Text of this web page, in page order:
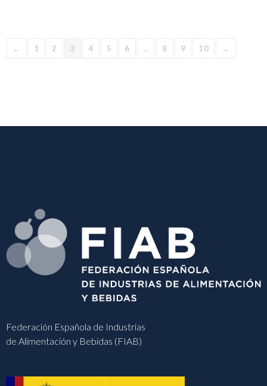
← 1 2 3 4 5 6 … 8 9 10 →
Federación Española de Industrias
de Alimentación y Bebidas (FIAB)